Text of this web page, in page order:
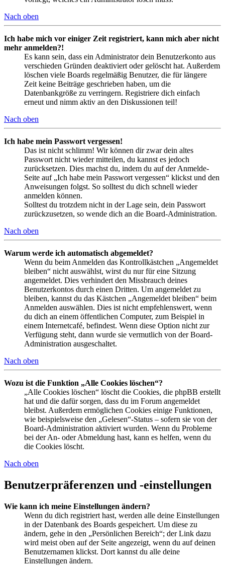
Nach oben
Ich habe mich vor einiger Zeit registriert, kann mich aber nicht
mehr anmelden?!
Es kann sein, dass ein Administrator dein Benutzerkonto aus
verschieden Gründen deaktiviert oder gelöscht hat. Außerdem
löschen viele Boards regelmäßig Benutzer, die für längere
Zeit keine Beiträge geschrieben haben, um die
Datenbankgröße zu verringern. Registriere dich einfach
erneut und nimm aktiv an den Diskussionen teil!
Nach oben
Ich habe mein Passwort vergessen!
Das ist nicht schlimm! Wir können dir zwar dein altes
Passwort nicht wieder mitteilen, du kannst es jedoch
zurücksetzen. Dies machst du, indem du auf der Anmelde-
Seite auf „Ich habe mein Passwort vergessen“ klickst und den
Anweisungen folgst. So solltest du dich schnell wieder
anmelden können.
Solltest du trotzdem nicht in der Lage sein, dein Passwort
zurückzusetzen, so wende dich an die Board-Administration.
Nach oben
Warum werde ich automatisch abgemeldet?
Wenn du beim Anmelden das Kontrollkästchen „Angemeldet
bleiben“ nicht auswählst, wirst du nur für eine Sitzung
angemeldet. Dies verhindert den Missbrauch deines
Benutzerkontos durch einen Dritten. Um angemeldet zu
bleiben, kannst du das Kästchen „Angemeldet bleiben“ beim
Anmelden auswählen. Dies ist nicht empfehlenswert, wenn
du dich an einem öffentlichen Computer, zum Beispiel in
einem Internetcafé, befindest. Wenn diese Option nicht zur
Verfügung steht, dann wurde sie vermutlich von der Board-
Administration ausgeschaltet.
Nach oben
Wozu ist die Funktion „Alle Cookies löschen“?
„Alle Cookies löschen“ löscht die Cookies, die phpBB erstellt
hat und die dafür sorgen, dass du im Forum angemeldet
bleibst. Außerdem ermöglichen Cookies einige Funktionen,
wie beispielsweise den „Gelesen“-Status – sofern sie von der
Board-Administration aktiviert wurden. Wenn du Probleme
bei der An- oder Abmeldung hast, kann es helfen, wenn du
die Cookies löscht.
Nach oben
Benutzerpräferenzen und -einstellungen
Wie kann ich meine Einstellungen ändern?
Wenn du dich registriert hast, werden alle deine Einstellungen
in der Datenbank des Boards gespeichert. Um diese zu
ändern, gehe in den „Persönlichen Bereich“; der Link dazu
wird meist oben auf der Seite angezeigt, wenn du auf deinen
Benutzernamen klickst. Dort kannst du alle deine
Einstellungen ändern.